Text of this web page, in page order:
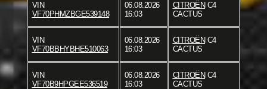
VIN
VF70PHMZBGE539148
06.08.2026
16:03
CITROËN C4
CACTUS
VIN
VF70BBHYBHE510063
06.08.2026
16:03
CITROËN C4
CACTUS
VIN
VF70B9HPGEE536519
06.08.2026
16:03
CITROËN C4
CACTUS